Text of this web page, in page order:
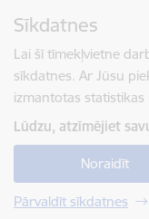
Sīkdatnes
Lai šī tīmekļvietne
sīkdatnes. Ar Jūsu
izmantotas
Lūdzu, atzīmējiet
Noraidīt
Pārvaldīt sīkdatnes